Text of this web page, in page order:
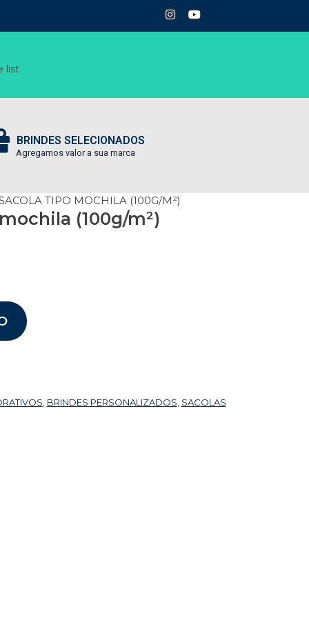
list
BRINDES SELECIONADOS
Agregamos valor a sua marca
TIPO MOCHILA (100G/M²)
(100g/m²)
BRINDES PERSONALIZADOS SACOLAS